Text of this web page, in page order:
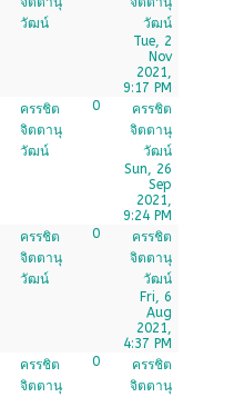
วัฒน์
วัฒน์
Tue, 2
Nov
2021,
9:17 PM
ครรชิต
จิตตานุ
วัฒน์
0
ครรชิต
จิตตานุ
วัฒน์
Sun, 26
Sep
2021,
9:24 PM
ครรชิต
จิตตานุ
วัฒน์
0
ครรชิต
จิตตานุ
วัฒน์
Fri, 6
Aug
2021,
4:37 PM
ครรชิต
จิตตานุ
0
ครรชิต
จิตตานุ